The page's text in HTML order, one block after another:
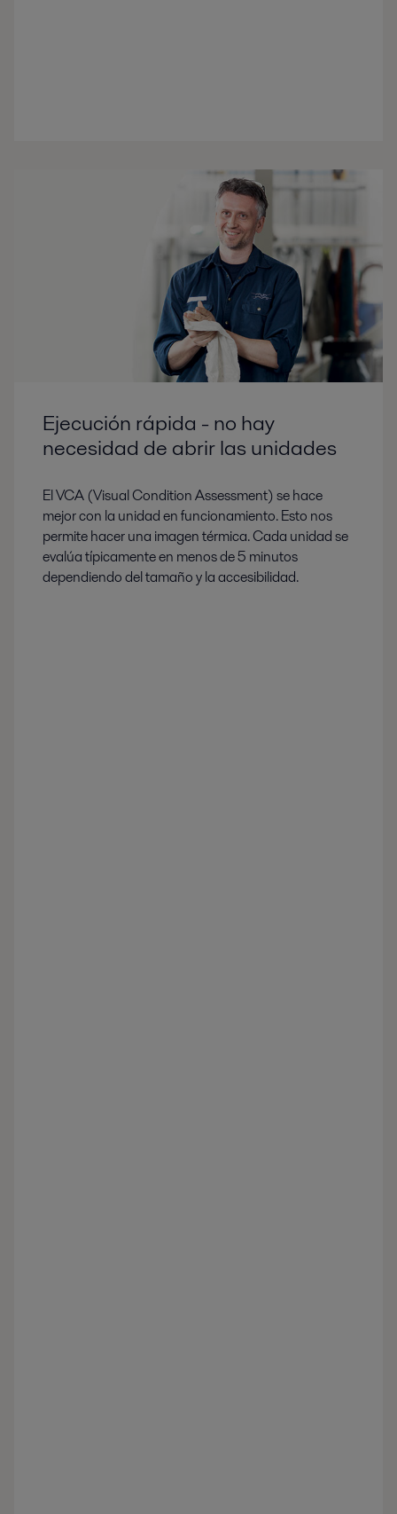
Ejecución rápida - no hay
necesidad de abrir las unidades
El VCA (Visual Condition Assessment) se hace
mejor con la unidad en funcionamiento. Esto nos
permite hacer una imagen térmica. Cada unidad se
evalúa típicamente en menos de 5 minutos
dependiendo del tamaño y la accesibilidad.